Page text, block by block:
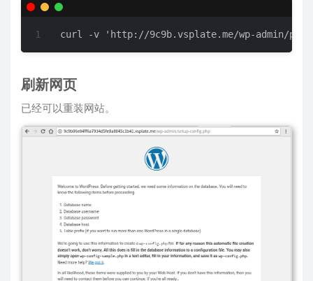
curl -v 'http://9c9b.vsplate.me/wp-admin/
刷新网页
已经可以重装网站。